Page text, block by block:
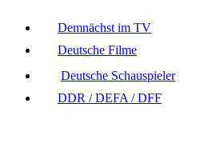
Demnächst im TV
Deutsche Filme
Deutsche Schauspieler
DDR / DEFA / DFF